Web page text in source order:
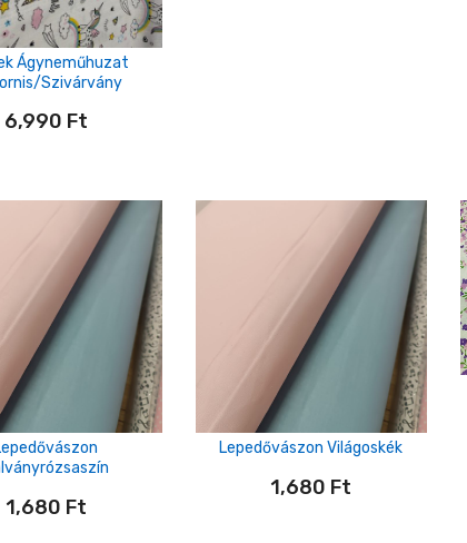
Ágyneműhuzat
szivárvány
6,990 Ft
1,680 Ft
Lepedővászon Világoskék
1,680 Ft